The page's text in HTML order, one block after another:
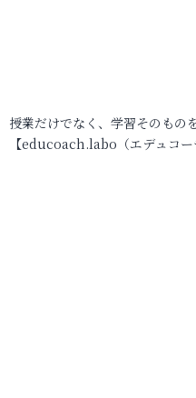
授業だけでなく、学習そのもの
【educoach.labo（エデュコ